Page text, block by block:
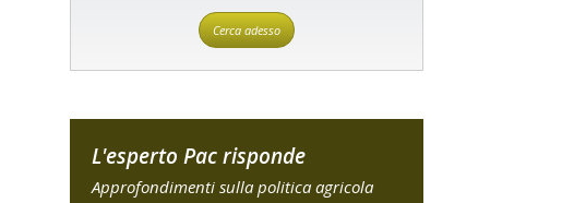
Cerca adesso
L'esperto Pac risponde
Approfondimenti sulla politica agricola